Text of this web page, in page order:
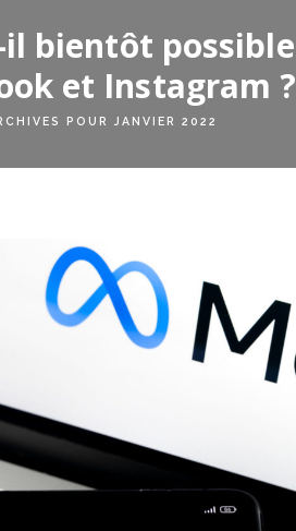
bientôt possible
et Instagram ?
POUR JANVIER 2022